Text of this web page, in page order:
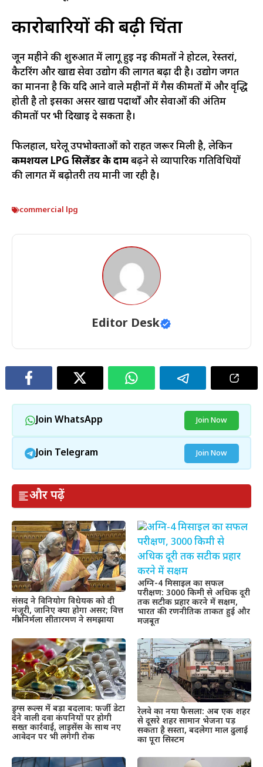
कारोबारियों की बढ़ी चिंता
जून महीने की शुरुआत में लागू हुई नई कीमतों ने होटल, रेस्तरां,
कैटरिंग और खाद्य सेवा उद्योग की लागत बढ़ा दी है। उद्योग जगत
का मानना है कि यदि आने वाले महीनों में गैस कीमतों में और वृद्धि
होती है तो इसका असर खाद्य पदार्थों और सेवाओं की अंतिम
कीमतों पर भी दिखाई दे सकता है।
फिलहाल, घरेलू उपभोक्ताओं को राहत जरूर मिली है, लेकिन
कमर्शियल LPG सिलेंडर के दामबढ़ने से व्यापारिक गतिविधियों
की लागत में बढ़ोतरी तय मानी जा रही है।
commercial lpg
Editor Desk
Join WhatsApp Join Now
Join Telegram Join Now
और पढ़ें
संसद ने विनियोग विधेयक को दी
मंजूरी, जानिए क्या होगा असर; वित्त
मंत्री निर्मला सीतारमण ने समझाया
अग्नि-4 मिसाइल का सफल
परीक्षण: 3000 किमी से अधिक दूरी
तक सटीक प्रहार करने में सक्षम,
भारत की रणनीतिक ताकत हुई और
मजबूत
ड्रग्स रूल्स में बड़ा बदलाव: फर्जी डेटा
देने वाली दवा कंपनियों पर होगी
सख्त कार्रवाई, लाइसेंस के साथ नए
आवेदन पर भी लगेगी रोक
रेलवे का नया फैसला: अब एक शहर
से दूसरे शहर सामान भेजना पड़
सकता है सस्ता, बदलेगा माल ढुलाई
का पूरा सिस्टम